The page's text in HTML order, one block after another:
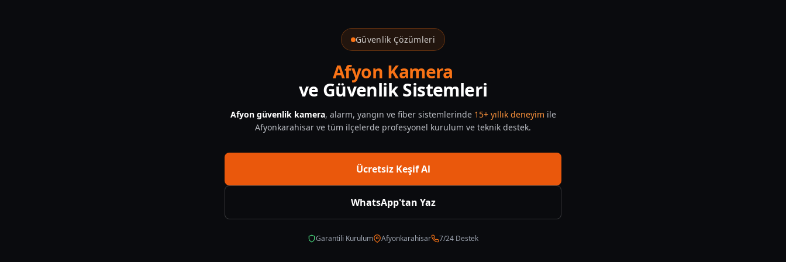
Güvenlik Çözümleri
Afyon Kamera
ve Güvenlik Sistemleri
Afyon güvenlik kamera, alarm, yangın ve fiber sistemlerinde 15+ yıllık deneyim ile
Afyonkarahisar ve tüm ilçelerde profesyonel kurulum ve teknik destek.
Ücretsiz Keşif Al
WhatsApp'tan Yaz
Garantili Kurulum Afyonkarahisar 7/24 Destek